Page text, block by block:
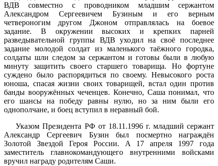
ВДВ совместно с проводником младшим сержантом
Александром Сергеевичем Бузиным и его верным
четвероногим другом Джоном отправлялась на боевое
задание. В окружении высоких и крепких парней
разведывательной группы ВДВ уходил на своё последнее
задание молодой солдат из маленького таёжного городка,
солдаты шли следом за сержантом и готовы были в любую
минуту защитить своего старшего товарища. Но фортуне
суждено было распорядиться по своему. Невысокого роста
юноша, спасая жизни своих товарищей, встал один против
банды вооружённых чеченцев. Конечно, Саша понимал, что
его шансы на победу равны нулю, но за ним были его
однополчане, и боец вступил в неравный бой.
Указом Президента РФ от 18.11.1996 г. младший сержант
Александр Сергеевич Бузин был посмертно награждён
Золотой Звездой Героя России. А 17 апреля 1997 года
заместитель главнокомандующего внутренними войсками
вручил награду родителям Саши.